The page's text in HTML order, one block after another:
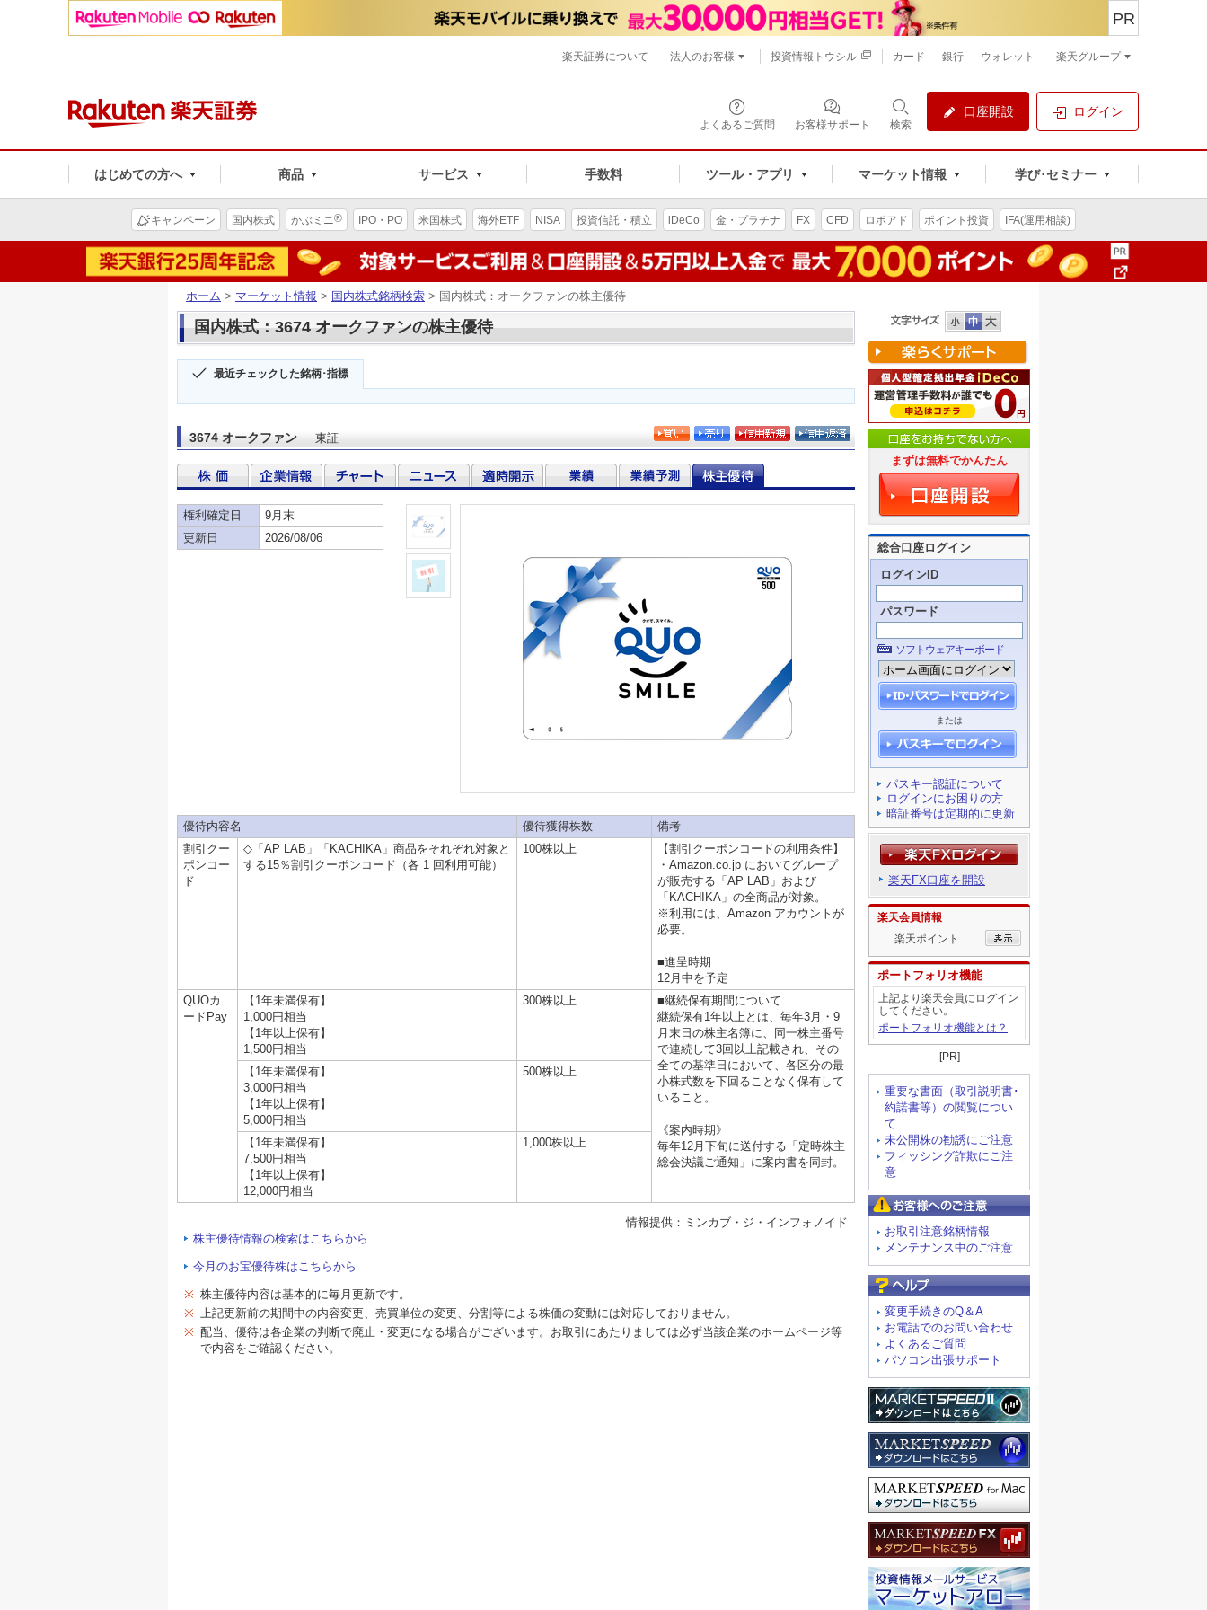
よくあるご質問 お客様サポート 検索
口座開設 ログイン
はじめての方へ 商品 サービス 手数料 ツール・アプリ マーケット情報 学び･セミナー
PR
楽天証券について 法人のお客様 投資情報トウシル カード 銀行 ウォレット 楽天グループ
キャンペーン 国内株式 かぶミニ® IPO・PO 米国株式 海外ETF NISA 投資信託・積立 iDeCo 金・プラチナ FX CFD ロボアド ポイント投資 IFA(運用相談)
ホーム > マーケット情報 > 国内株式銘柄検索 > 国内株式：オークファンの株主優待
国内株式：3674 オークファンの株主優待
最近チェックした銘柄･指標
3674 オークファン 東証
権利確定日
9月末
更新日
2026/08/06
優待内容名 優待獲得株数
備考
割引クー
ポンコー
ド
◇「AP LAB」「KACHIKA」商品をそれぞれ対象と
する15％割引クーポンコード（各 1 回利用可能）
100株以上
【割引クーポンコードの利用条件】
・Amazon.co.jp においてグループ
が販売する「AP LAB」および
「KACHIKA」の全商品が対象。
※利用には、Amazon アカウントが
必要。
■進呈時期
12月中を予定
QUOカ
ードPay
【1年未満保有】
1,000円相当
【1年以上保有】
1,500円相当
300株以上
■継続保有期間について
継続保有1年以上とは、毎年3月・9
月末日の株主名簿に、同一株主番号
で連続して3回以上記載され、その
全ての基準日において、各区分の最
小株式数を下回ることなく保有して
いること。
《案内時期》
毎年12月下旬に送付する「定時株主
総会決議ご通知」に案内書を同封。
【1年未満保有】
3,000円相当
【1年以上保有】
5,000円相当
500株以上
【1年未満保有】
7,500円相当
【1年以上保有】
12,000円相当
1,000株以上
情報提供：ミンカブ・ジ・インフォノイド
株主優待情報の検索はこちらから
今月のお宝優待株はこちらから
※ 株主優待内容は基本的に毎月更新です。
※ 上記更新前の期間中の内容変更、売買単位の変更、分割等による株価の変動には対応しておりません。
※ 配当、優待は各企業の判断で廃止・変更になる場合がございます。お取引にあたりましては必ず当該企業のホームページ等
で内容をご確認ください。
まずは無料でかんたん
総合口座ログイン
ログインID
パスワード
ソフトウェアキーボード
または
パスキー認証について
ログインにお困りの方
暗証番号は定期的に更新
楽天FX口座を開設
楽天会員情報
楽天ポイント
ポートフォリオ機能
上記より楽天会員にログイン
してください。
ポートフォリオ機能とは？
[PR]
重要な書面（取引説明書･
約諾書等）の閲覧につい
て
未公開株の勧誘にご注意
フィッシング詐欺にご注
意
お取引注意銘柄情報
メンテナンス中のご注意
変更手続きのQ＆A
お電話でのお問い合わせ
よくあるご質問
パソコン出張サポート